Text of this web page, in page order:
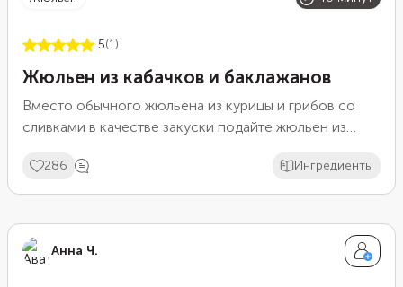
5(1)
Жюльен из кабачков и баклажанов
Вместо обычного жюльена из курицы и грибов со
сливками в качестве закуски подайте жюльен из
смесью сливок и сметаны. Чем жирнее будут
молочные продукты, тем вкуснее и сытнее получится
посыпьте его смесью сыра и зелени для румяной
корочки.
286 Ингредиенты
Анна Ч.